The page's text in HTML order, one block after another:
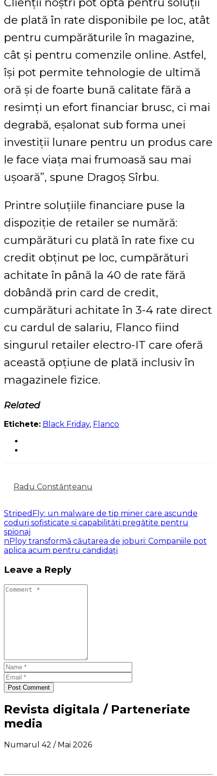
de plată în rate disponibile pe loc, atât
pentru cumpărăturile în magazine,
cât și pentru comenzile online. Astfel,
își pot permite tehnologie de ultimă
oră și de foarte bună calitate fără a
resimți un efort financiar brusc, ci mai
degrabă, eșalonat sub forma unei
investiții lunare pentru un produs care
le face viața mai frumoasă sau mai
ușoară”, spune Dragoș Sîrbu.
Printre soluțiile financiare puse la
dispoziție de retailer se numără:
cumpărături cu plată în rate fixe cu
credit obținut pe loc, cumpărături
achitate în până la 40 de rate fără
dobândă prin card de credit,
cumpărături achitate în 3-4 rate direct
cu cardul de salariu, Flanco fiind
singurul retailer electro-IT care oferă
această opțiune de plată inclusiv în
magazinele fizice.
Related
Etichete: Black Friday, Flanco
Radu Constănțeanu
StripedFly: un malware de tip miner care ascunde
coduri sofisticate și capabilități pregătite pentru
spionaj
nPloy transformă căutarea de joburi: Companiile pot
aplica acum pentru candidați
Leave a Reply
Post Comment
Revista digitala / Parteneriate
media
Numarul 42 / Mai 2026